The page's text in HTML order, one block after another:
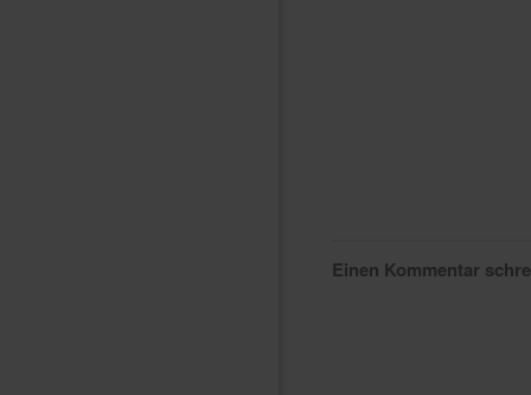
Einen Kommentar